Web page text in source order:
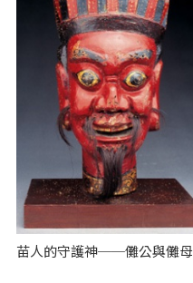
苗人的守護神──儺公與儺母